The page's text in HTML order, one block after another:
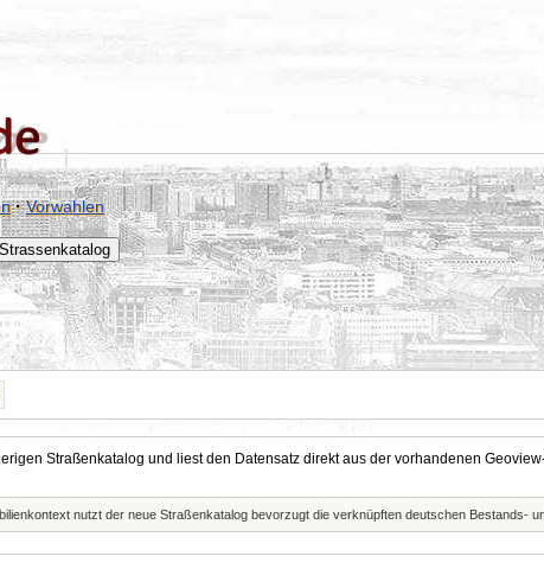
·Vorwahlen
Straßenkatalog und liest den Datensatz direkt aus der vorhandenen
nutzt der neue Straßenkatalog bevorzugt die verknüpften deutschen Bestands-